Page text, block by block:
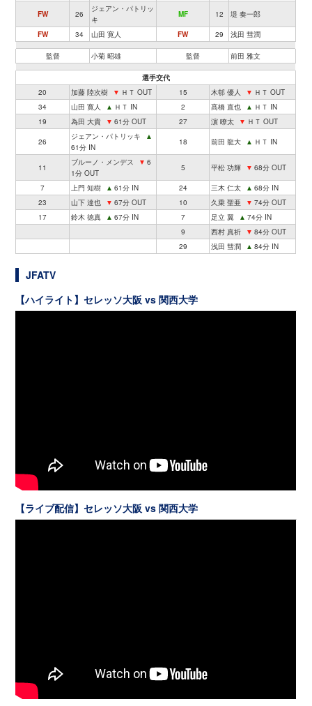
FW 26
ジェアン・パトリッ
キ
MF 12 堤 奏一郎
FW 34 山田 寛人 FW 29 浅田 彗潤
監督 小菊 昭雄 監督 前田 雅文
選手交代
20
加藤 陸次樹 ▼ ＨＴ OUT 15 木邨 優人 ▼ ＨＴ OUT
34
山田 寛人 ▲ ＨＴ IN 2 髙橋 直也 ▲ ＨＴ IN
19
為田 大貴 ▼ 61分 OUT 27 濵 瞭太 ▼ ＨＴ OUT
26
ジェアン・パトリッキ
▲
61分 IN
18 前田 龍大 ▲ ＨＴ IN
11
ブルーノ・メンデス ▼ 6
1分 OUT
5 平松 功輝 ▼ 68分 OUT
7 上門 知樹 ▲ 61分 IN 24 三木 仁太 ▲ 68分 IN
23
山下 達也 ▼ 67分 OUT 10 久乗 聖亜 ▼ 74分 OUT
17
鈴木 徳真 ▲ 67分 IN 7 足立 翼 ▲ 74分 IN
9
西村 真祈 ▼ 84分 OUT
29
浅田 彗潤 ▲ 84分 IN
JFATV
【ハイライト】セレッソ大阪 vs 関西大学
【ライブ配信】セレッソ大阪 vs 関西大学